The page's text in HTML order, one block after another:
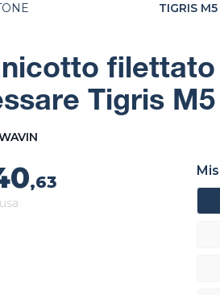
TIGRIS
filettato
Tigris
,63